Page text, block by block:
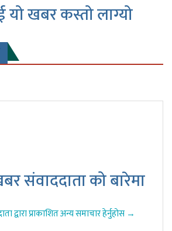
यो खबर कस्तो लाग्यो
संवाददाता को बारेमा
प्राकाशित अन्य समाचार हेर्नुहोस →